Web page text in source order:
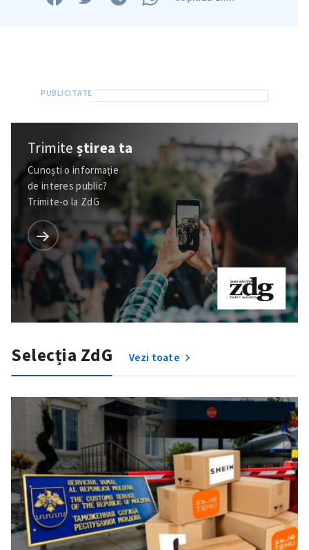
Trimiteștirea ta
Cunoști o informație
de interes public?
Trimite-o la ZdG
Selecția ZdG Vezi toate
ȘTIREA MEA
Titlu știre
+ Adaugă titlu
Link media+ Link media
Mesajul știrei
+ Mesajul știrei
CONTACT SURSĂ